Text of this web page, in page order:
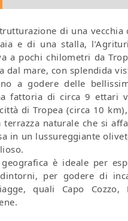
di una vecchia
e di una stalla,
a pochi chilometri da
dal mare, con splendida
a godere delle
fattoria di circa 9 ettari
di Tropea (circa 10
terrazza naturale che si
in un lussureggiante
è ideale per
per godere di
quali Capo Cozzo,